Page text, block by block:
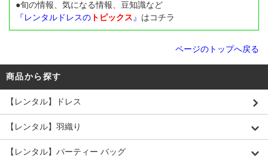
●旬の情報、気になる情報、豆知識など
『レンタルドレスの トピックス 』 はコチラ
ページのトップへ戻る
商品から探す
【レンタル】ドレス
【レンタル】羽織り
【レンタル】パーティー バッグ